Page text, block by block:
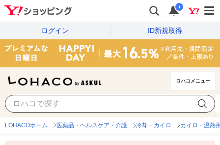
i
ログイン ID新規取得
ロハコメニュー
LOHACOホーム 医薬品・ヘルスケア・介護 冷却・カイロ カイロ・温熱